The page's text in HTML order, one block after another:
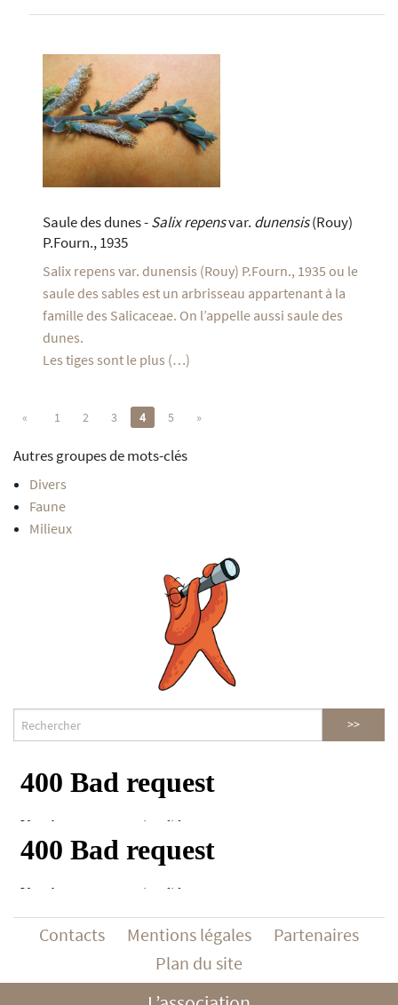
Saule des dunes -Salix repensvar. dunensis(Rouy)
P.Fourn., 1935
Salix repens var. dunensis (Rouy) P.Fourn., 1935 ou le
saule des sables est un arbrisseau appartenant à la
famille des Salicaceae. On l’appelle aussi saule des
dunes.
Les tiges sont le plus (…)
« 1 2 3 4 5 »
Autres groupes de mots-clés
Divers
Faune
Milieux
Contacts Mentions légales
Partenaires
Plan du site